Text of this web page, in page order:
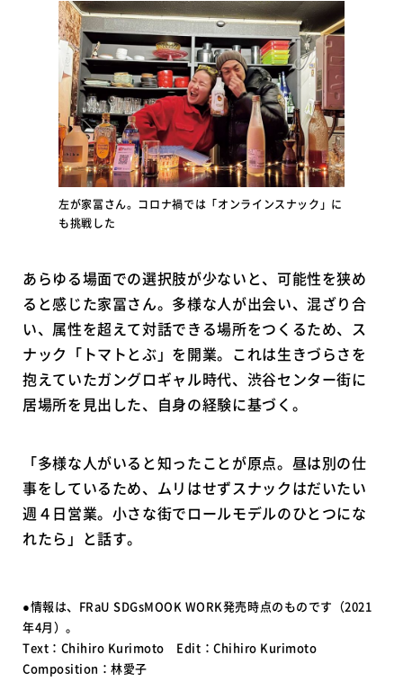
左が家冨さん。コロナ禍では「オンラインスナック」に
も挑戦した
あらゆる場面での選択肢が少ないと、可能性を狭め
ると感じた家冨さん。多様な人が出会い、混ざり合
い、属性を超えて対話できる場所をつくるため、ス
ナック「トマトとぶ」を開業。これは生きづらさを
抱えていたガングロギャル時代、渋谷センター街に
居場所を見出した、自身の経験に基づく。
「多様な人がいると知ったことが原点。昼は別の仕
事をしているため、ムリはせずスナックはだいたい
週４日営業。小さな街でロールモデルのひとつにな
れたら」と話す。
●情報は、FRaU SDGsMOOK WORK発売時点のものです（2021
年4月）。
Text：Chihiro Kurimoto Edit：Chihiro Kurimoto
Composition：林愛子